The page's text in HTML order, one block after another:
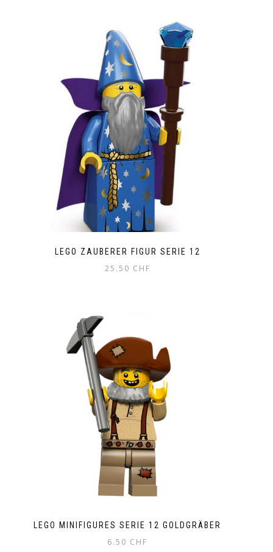
LEGO ZAUBERER FIGUR SERIE 12
25.50 CHF
LEGO MINIFIGURES SERIE 12 GOLDGRÄBER
6.50 CHF